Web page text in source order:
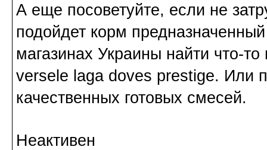
А еще посоветуйте, если не
подойдет корм
магазинах Украины найти что-
versele laga doves prestige. Или
качественных готовых смесей.
Неактивен